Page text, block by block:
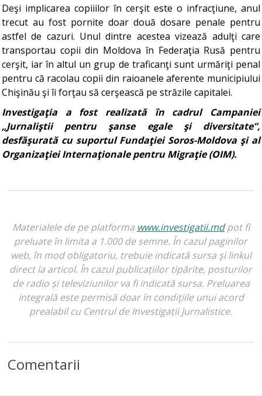
Deşi implicarea copiiilor în cerşit este o infracţiune, anul
trecut au fost pornite doar două dosare penale pentru
astfel de cazuri. Unul dintre acestea vizează adulţi care
transportau copii din Moldova în Federaţia Rusă pentru
cerşit, iar în altul un grup de traficanţi sunt urmăriţi penal
pentru că racolau copii din raioanele aferente municipiului
Chişinău şi îi forţau să cerşească pe străzile capitalei.
Investigaţia a fost realizată în cadrul Campaniei
„Jurnaliştii pentru şanse egale şi diversitate”,
desfăşurată cu suportul Fundaţiei Soros-Moldova şi al
Organizaţiei Internaţionale pentru Migraţie (OIM).
Materialele de pe platforma www.investigatii.mdpot fi
preluate în limita a 1.000 de semne. În cazul paginilor
web, în mod obligatoriu, trebuie indicată sursa şi linkul
direct la articol. În cazul publicațiilor tipărite, posturilor
de radio și televiziunilor va fi indicată sursa. Preluarea
integrală este permisă doar în condiţiile unui acord
prealabil cu Centrul de Investigații Jurnalistice.
Comentarii